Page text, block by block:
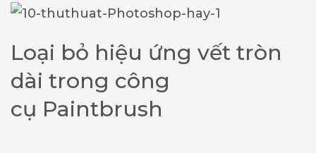
Loại bỏ hiệu ứng vết tròn
dài trong công
cụ Paintbrush